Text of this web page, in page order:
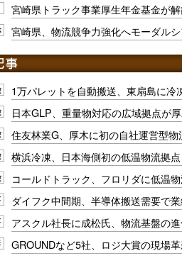
宮崎県トラック事業厚生年金基金が
宮崎県、物流競争力強化へモーダル
1万パレットを自動搬送、東扇島に冷
日本GLP、重量物対応の広域拠点が
住友林業G、厚木に初の自社運営型物
横浜冷凍、日本海側初の低温物流拠
コールドトラック、フロリダに低温
ダイフク中間期、半導体搬送需要で
アスクル社長に成松氏、物流基盤の
GROUNDなど5社、ロジ大賞の現場